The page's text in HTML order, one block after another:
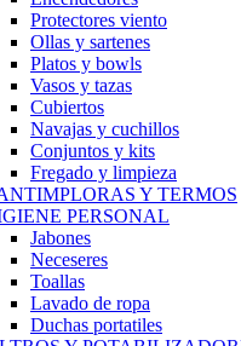
Protectores viento
Ollas y sartenes
Platos y bowls
Vasos y tazas
Cubiertos
Navajas y cuchillos
Conjuntos y kits
Fregado y limpieza
Y TERMOS
PERSONAL
Jabones
Neceseres
Toallas
Lavado de ropa
Duchas portatiles